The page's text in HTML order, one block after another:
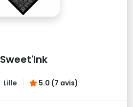
Sweet'Ink
Lille 5.0 (7 avis)